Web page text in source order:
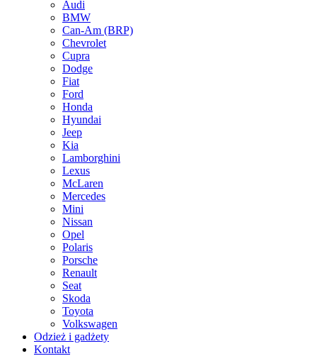
Audi
BMW
Can-Am (BRP)
Chevrolet
Cupra
Dodge
Fiat
Ford
Honda
Hyundai
Jeep
Kia
Lamborghini
Lexus
McLaren
Mercedes
Mini
Nissan
Opel
Polaris
Porsche
Renault
Seat
Skoda
Toyota
Volkswagen
Odzież i gadżety
Kontakt